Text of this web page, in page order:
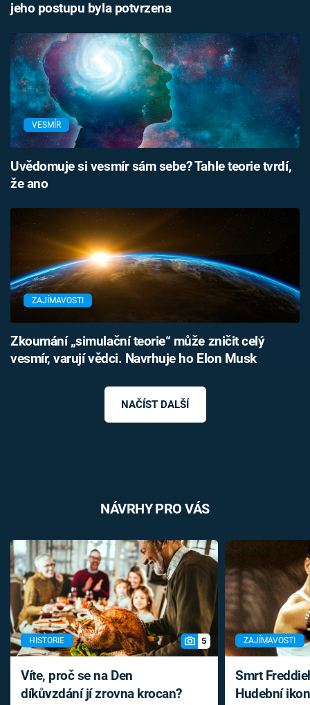
jeho postupu byla potvrzena
VESMÍR
Uvědomuje si vesmír sám sebe? Tahle teorie tvrdí,
že ano
ZAJÍMAVOSTI
Zkoumání „simulační teorie“ může zničit celý
vesmír, varují vědci. Navrhuje ho Elon Musk
NAČÍST DALŠÍ
NÁVRHY PRO VÁS
HISTORIE 5
Víte, proč se na Den
díkůvzdání jí zrovna krocan?
ZAJÍMAVOSTI
Smrt
Hudební